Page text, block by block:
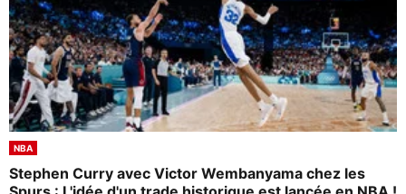
NBA
Stephen Curry avec Victor Wembanyama chez les